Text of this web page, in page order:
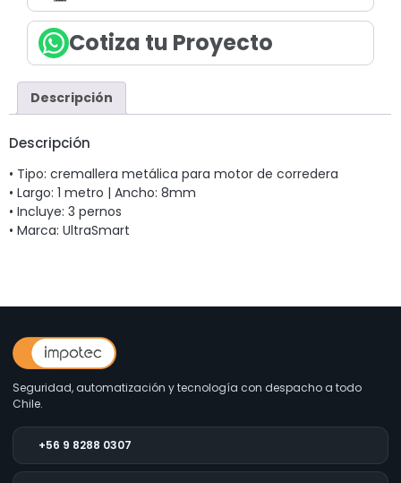
Cotiza tu Proyecto
Descripción
Descripción
• Tipo: cremallera metálica para motor de corredera
• Largo: 1 metro | Ancho: 8mm
• Incluye: 3 pernos
• Marca: UltraSmart
Seguridad, automatización y tecnología con despacho a todo
Chile.
+56 9 8288 0307